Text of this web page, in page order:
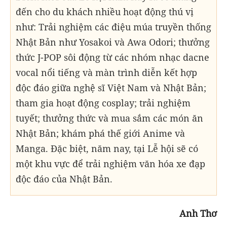
đến cho du khách nhiều hoạt động thú vị
như: Trải nghiệm các điệu múa truyền thống
Nhật Bản như Yosakoi và Awa Odori; thưởng
thức J-POP sôi động từ các nhóm nhạc dacne
vocal nổi tiếng và màn trình diễn kết hợp
độc đáo giữa nghệ sĩ Việt Nam và Nhật Bản;
tham gia hoạt động cosplay; trải nghiệm
tuyết; thưởng thức và mua sắm các món ăn
Nhật Bản; khám phá thế giới Anime và
Manga. Đặc biệt, năm nay, tại Lễ hội sẽ có
một khu vực để trải nghiệm văn hóa xe đạp
độc đáo của Nhật Bản.
Anh Thơ